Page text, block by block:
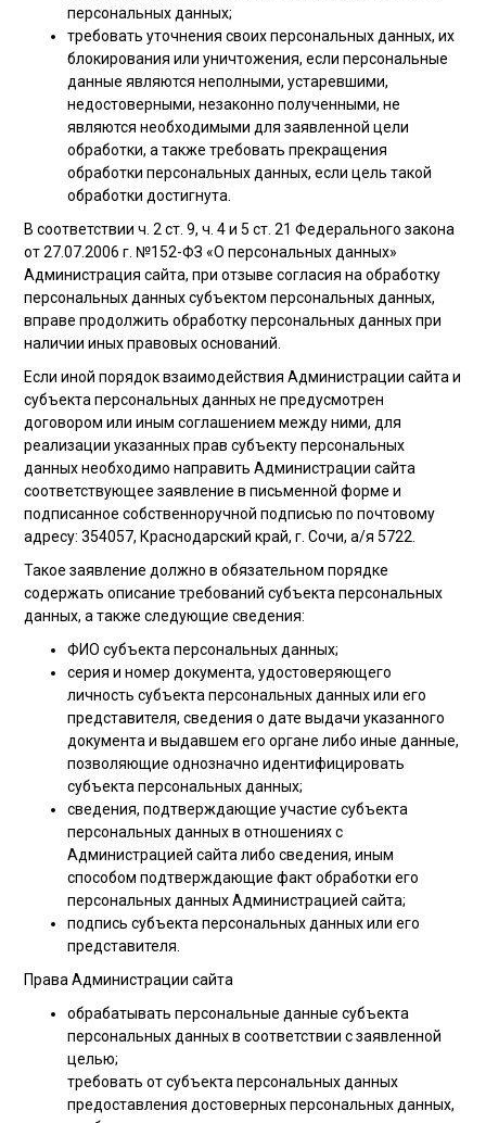
персональных данных;
требовать уточнения своих персональных данных, их
блокирования или уничтожения, если персональные
данные являются неполными, устаревшими,
недостоверными, незаконно полученными, не
являются необходимыми для заявленной цели
обработки, а также требовать прекращения
обработки персональных данных, если цель такой
обработки достигнута.
В соответствии ч. 2 ст. 9, ч. 4 и 5 ст. 21 Федерального закона
от 27.07.2006 г. №152-ФЗ «О персональных данных»
Администрация сайта, при отзыве согласия на обработку
персональных данных субъектом персональных данных,
вправе продолжить обработку персональных данных при
наличии иных правовых оснований.
Если иной порядок взаимодействия Администрации сайта и
субъекта персональных данных не предусмотрен
договором или иным соглашением между ними, для
реализации указанных прав субъекту персональных
данных необходимо направить Администрации сайта
соответствующее заявление в письменной форме и
подписанное собственноручной подписью по почтовому
адресу: 354057, Краснодарский край, г. Сочи, а/я 5722.
Такое заявление должно в обязательном порядке
содержать описание требований субъекта персональных
данных, а также следующие сведения:
ФИО субъекта персональных данных;
серия и номер документа, удостоверяющего
личность субъекта персональных данных или его
представителя, сведения о дате выдачи указанного
документа и выдавшем его органе либо иные данные,
позволяющие однозначно идентифицировать
субъекта персональных данных;
сведения, подтверждающие участие субъекта
персональных данных в отношениях с
Администрацией сайта либо сведения, иным
способом подтверждающие факт обработки его
персональных данных Администрацией сайта;
подпись субъекта персональных данных или его
представителя.
Права Администрации сайта
обрабатывать персональные данные субъекта
персональных данных в соответствии с заявленной
целью;
требовать от субъекта персональных данных
предоставления достоверных персональных данных,